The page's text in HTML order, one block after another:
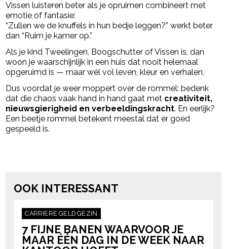
Vissen luisteren beter als je opruimen combineert met
emotie of fantasie:
“Zullen we de knuffels in hun bedje leggen?” werkt beter
dan “Ruim je kamer op.”
Als je kind Tweelingen, Boogschutter of Vissen is, dan
woon je waarschijnlijk in een huis dat nooit helemaal
opgeruimd is — maar wél vol leven, kleur en verhalen.
Dus voordat je weer moppert over de rommel: bedenk
dat die chaos vaak hand in hand gaat met creativiteit,
nieuwsgierigheid en verbeeldingskracht. En eerlijk?
Een beetje rommel betekent meestal dat er goed
gespeeld is.
OOK INTERESSANT
CARRIEREGELDGEZIN
7 FIJNE BANEN WAARVOOR JE
MAAR ÉÉN DAG IN DE WEEK NAAR